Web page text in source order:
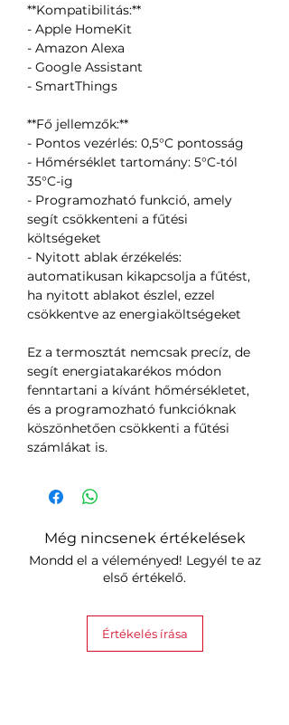
**Kompatibilitás:**
- Apple HomeKit
- Amazon Alexa
- Google Assistant
- SmartThings
**Fő jellemzők:**
- Pontos vezérlés: 0,5°C pontosság
- Hőmérséklet tartomány: 5°C-tól
35°C-ig
- Programozható funkció, amely
segít csökkenteni a fűtési
költségeket
- Nyitott ablak érzékelés:
automatikusan kikapcsolja a fűtést,
ha nyitott ablakot észlel, ezzel
csökkentve az energiaköltségeket
Ez a termosztát nemcsak precíz, de
segít energiatakarékos módon
fenntartani a kívánt hőmérsékletet,
és a programozható funkcióknak
köszönhetően csökkenti a fűtési
számlákat is.
Még nincsenek értékelések
Mondd el a véleményed! Legyél te az
első értékelő.
Értékelés írása